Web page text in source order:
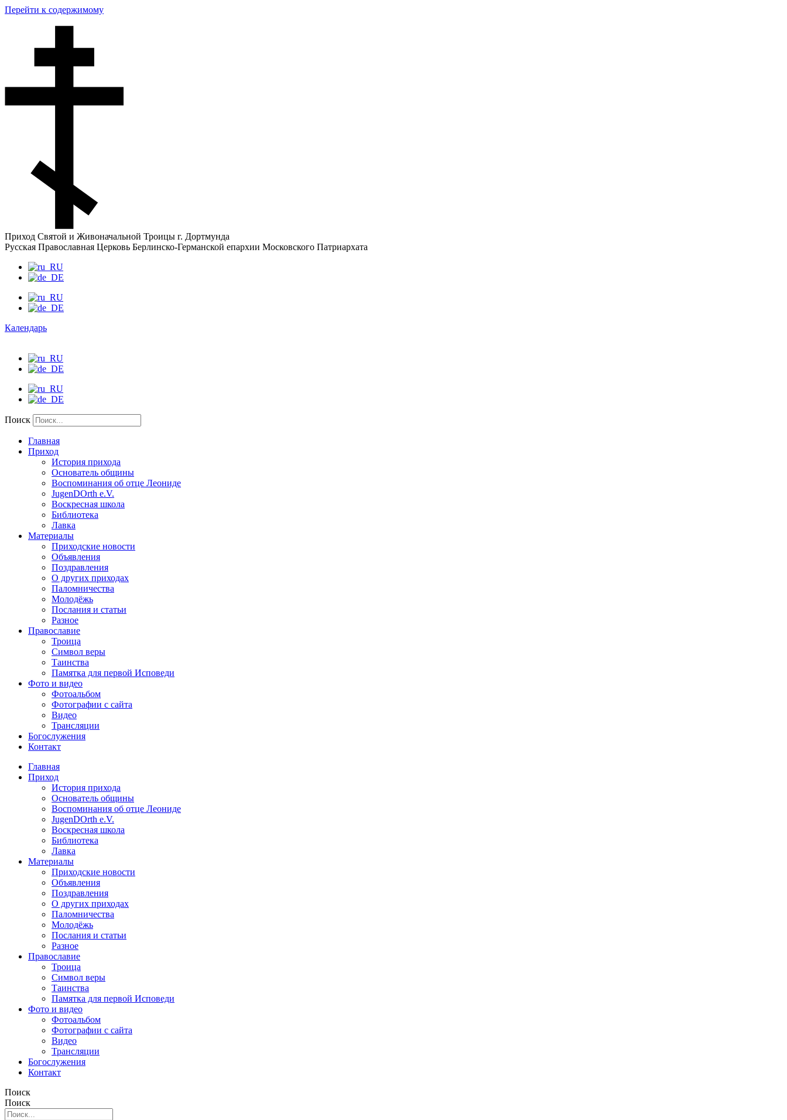
Перейти к содержимому
Приход Святой и Живоначальной Троицы г. Дортмунда
Русская Православная Церковь Берлинско-Германской епархии Московского Патриархата
Календарь
Поиск
Главная
Приход
История прихода
Основатель общины
Воспоминания об отце Леониде
JugenDOrth e.V.
Воскресная школа
Библиотека
Лавка
Материалы
Приходские новости
Объявления
Поздравления
О других приходах
Паломничества
Молодёжь
Послания и статьи
Разное
Православие
Троица
Символ веры
Таинства
Памятка для первой Исповеди
Фото и видео
Фотоальбом
Фотографии с сайта
Видео
Трансляции
Богослужения
Контакт
Главная
Приход
История прихода
Основатель общины
Воспоминания об отце Леониде
JugenDOrth e.V.
Воскресная школа
Библиотека
Лавка
Материалы
Приходские новости
Объявления
Поздравления
О других приходах
Паломничества
Молодёжь
Послания и статьи
Разное
Православие
Троица
Символ веры
Таинства
Памятка для первой Исповеди
Фото и видео
Фотоальбом
Фотографии с сайта
Видео
Трансляции
Богослужения
Контакт
Поиск
Поиск